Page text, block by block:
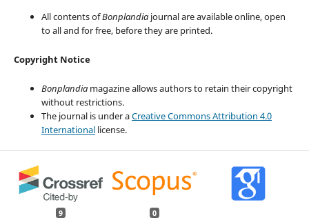
All contents ofBonplandiajournal are available online, open
to all and for free, before they are printed.
Copyright Notice
Bonplandiamagazine allows authors to retain their copyright
without restrictions.
The journal is under aCreative Commons Attribution 4.0
Internationallicense.
9 0